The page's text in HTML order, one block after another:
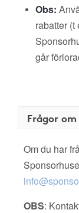
Obs:
rabatter (t
går
Frågor
Om du har
OBS: